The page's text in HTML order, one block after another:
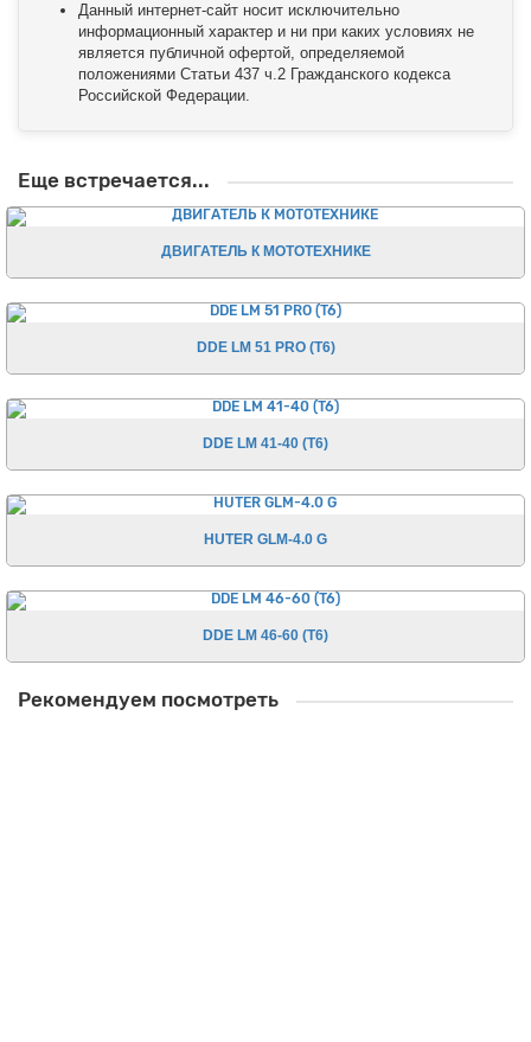
Данный интернет-сайт носит исключительно
информационный характер и ни при каких условиях не
является публичной офертой, определяемой
положениями Статьи 437 ч.2 Гражданского кодекса
Российской Федерации.
Еще встречается...
ДВИГАТЕЛЬ К МОТОТЕХНИКЕ
DDE LM 51 PRO (T6)
DDE LM 41-40 (T6)
HUTER GLM-4.0 G
DDE LM 46-60 (T6)
Рекомендуем посмотреть